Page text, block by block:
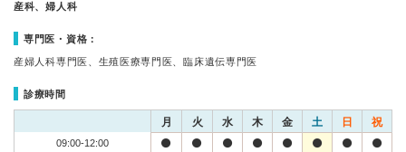
産科、婦人科
専門医・資格：
産婦人科専門医、生殖医療専門医、臨床遺伝専門医
診療時間
月 火 水 木 金 土 日 祝
09:00-12:00